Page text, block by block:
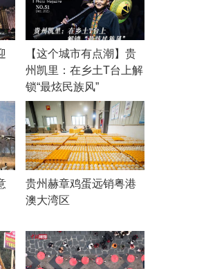
【这个城市有点潮】贵
州凯里：在乡土T台上解
锁“最炫民族风”
贵州赫章鸡蛋远销粤港
澳大湾区